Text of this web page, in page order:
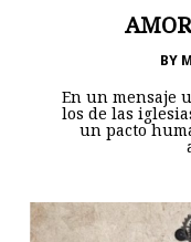
BY
En un mensaje
los de las
un pacto